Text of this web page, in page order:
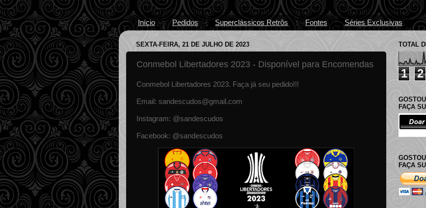
Início Pedidos Superclássicos Retrôs Fontes Séries Exclusivas
SEXTA-FEIRA, 21 DE JULHO DE 2023
Conmebol Libertadores 2023 - Disponível para Encomendas
Conmebol Libertadores 2023. Faça já seu pedido!!!
Email: sandescudos@gmail.com
Instagram: @sandescudos
Facebook: @sandescudos
TOTAL
1 2
FAÇA
FAÇA